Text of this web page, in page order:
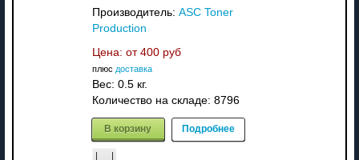
Производитель: ASC Toner
Production
Цена: от 400 руб
плюс доставка
Вес: 0.5 кг.
Количество на складе: 8796
В корзину Подробнее